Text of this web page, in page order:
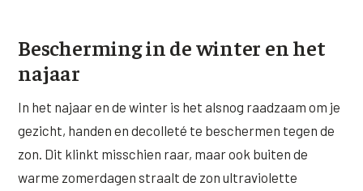
Bescherming in de winter en het
najaar
In het najaar en de winter is het alsnog raadzaam om je
gezicht, handen en decolleté te beschermen tegen de
zon. Dit klinkt misschien raar, maar ook buiten de
warme zomerdagen straalt de zon ultraviolette